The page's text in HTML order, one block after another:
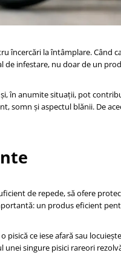
încercări la întâmplare. Când
de infestare, nu doar de un
în anumite situații, pot
somn și aspectul blănii. De
de repede, să ofere
un produs eficient
pisică ce iese afară sau
unei singure pisici rareori